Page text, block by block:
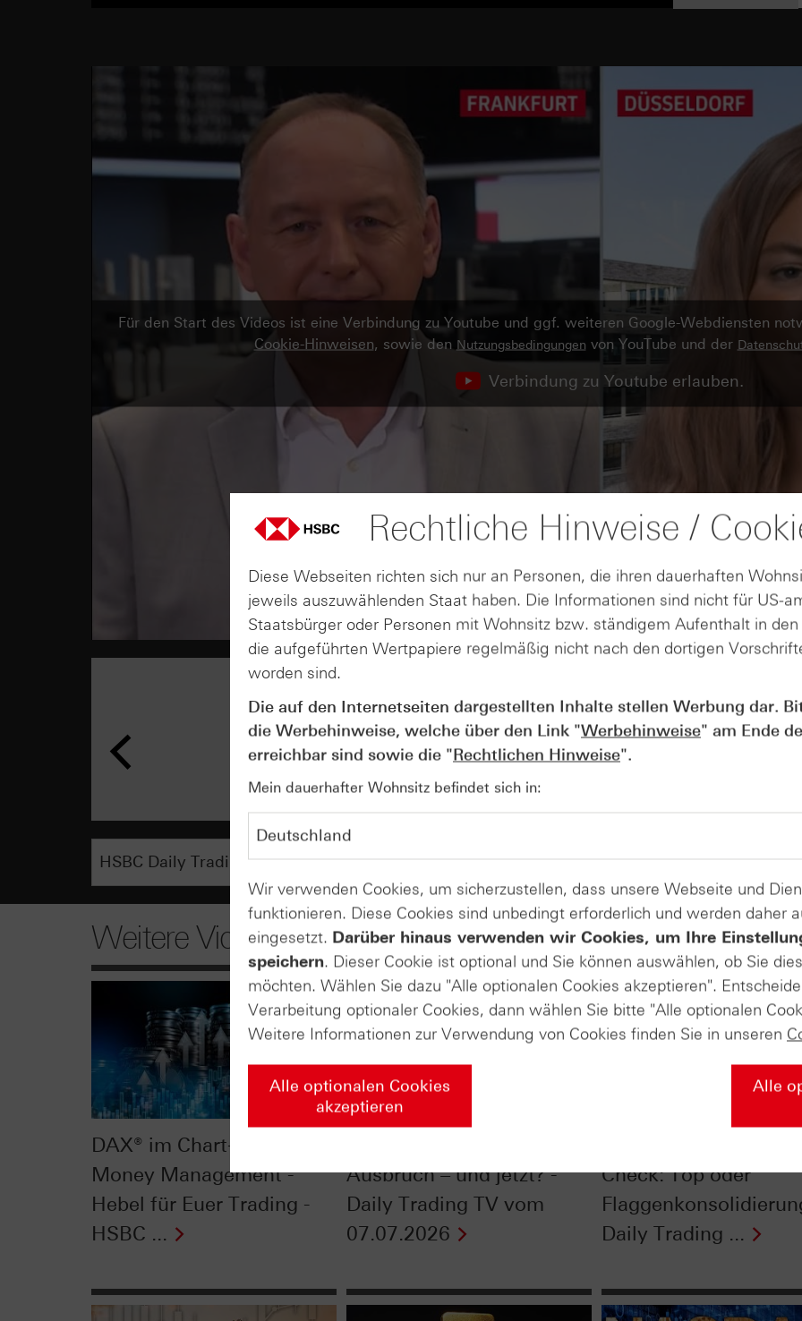
Für den Start des Videos ist eine Verbindung zu Youtube und ggf. weiteren Google-Webdiensten
Cookie-Hinweisen, sowie den Nutzungsbedingungen von YouTube und der
Verbindung zu Youtube erlauben.
AUGUST
04
Der Blick ins Kleingedruckte:
Kündigungen bei Derivaten -
vom 04.08.2026
Weitere Videos
DAX® im Chart-Check:
Money Management -
Hebel für Euer Trading -
HSBC ...
Ausbruch – und jetzt? -
Daily Trading TV vom
07.07.2026
Check: Top oder
Daily Trading ...
Rechtliche Hinweise /
Diese Webseiten richten sich nur an Personen, die ihren dauerhaften
jeweils auszuwählenden Staat haben. Die Informationen sind nicht für US-
Staatsbürger oder Personen mit Wohnsitz bzw. ständigem Aufenthalt in
die aufgeführten Wertpapiere regelmäßig nicht nach den dortigen
worden sind.
Die auf den Internetseiten dargestellten Inhalte stellen Werbung dar.
die Werbehinweise, welche über den Link "Werbehinweise" am Ende
erreichbar sind sowie die "Rechtlichen Hinweise".
Mein dauerhafter Wohnsitz befindet sich in:
Wir verwenden Cookies, um sicherzustellen, dass unsere Webseite und
funktionieren. Diese Cookies sind unbedingt erforderlich und werden daher
eingesetzt. Darüber hinaus verwenden wir Cookies, um Ihre
speichern. Dieser Cookie ist optional und Sie können auswählen, ob Sie
möchten. Wählen Sie dazu "Alle optionalen Cookies akzeptieren".
Verarbeitung optionaler Cookies, dann wählen Sie bitte "Alle optionalen
Weitere Informationen zur Verwendung von Cookies finden Sie in unseren
Alle optionalen Cookies
akzeptieren
Alle